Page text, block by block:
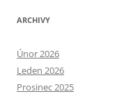
ARCHIVY
Únor 2026
Leden 2026
Prosinec 2025